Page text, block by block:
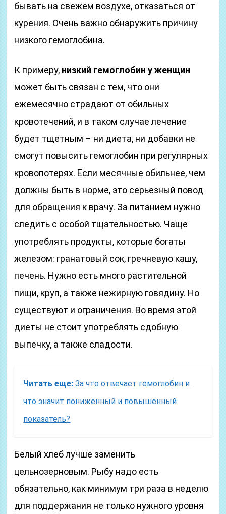
бывать на свежем воздухе, отказаться от
курения. Очень важно обнаружить причину
низкого гемоглобина.
К примеру, низкий гемоглобин у женщин
может быть связан с тем, что они
ежемесячно страдают от обильных
кровотечений, и в таком случае лечение
будет тщетным – ни диета, ни добавки не
смогут повысить гемоглобин при регулярных
кровопотерях. Если месячные обильнее, чем
должны быть в норме, это серьезный повод
для обращения к врачу. За питанием нужно
следить с особой тщательностью. Чаще
употреблять продукты, которые богаты
железом: гранатовый сок, гречневую кашу,
печень. Нужно есть много растительной
пищи, круп, а также нежирную говядину. Но
существуют и ограничения. Во время этой
диеты не стоит употреблять сдобную
выпечку, а также сладости.
Читать еще: За что отвечает гемоглобин и
что значит пониженный и повышенный
показатель?
Белый хлеб лучше заменить
цельнозерновым. Рыбу надо есть
обязательно, как минимум три раза в неделю
для поддержания не только нужного уровня